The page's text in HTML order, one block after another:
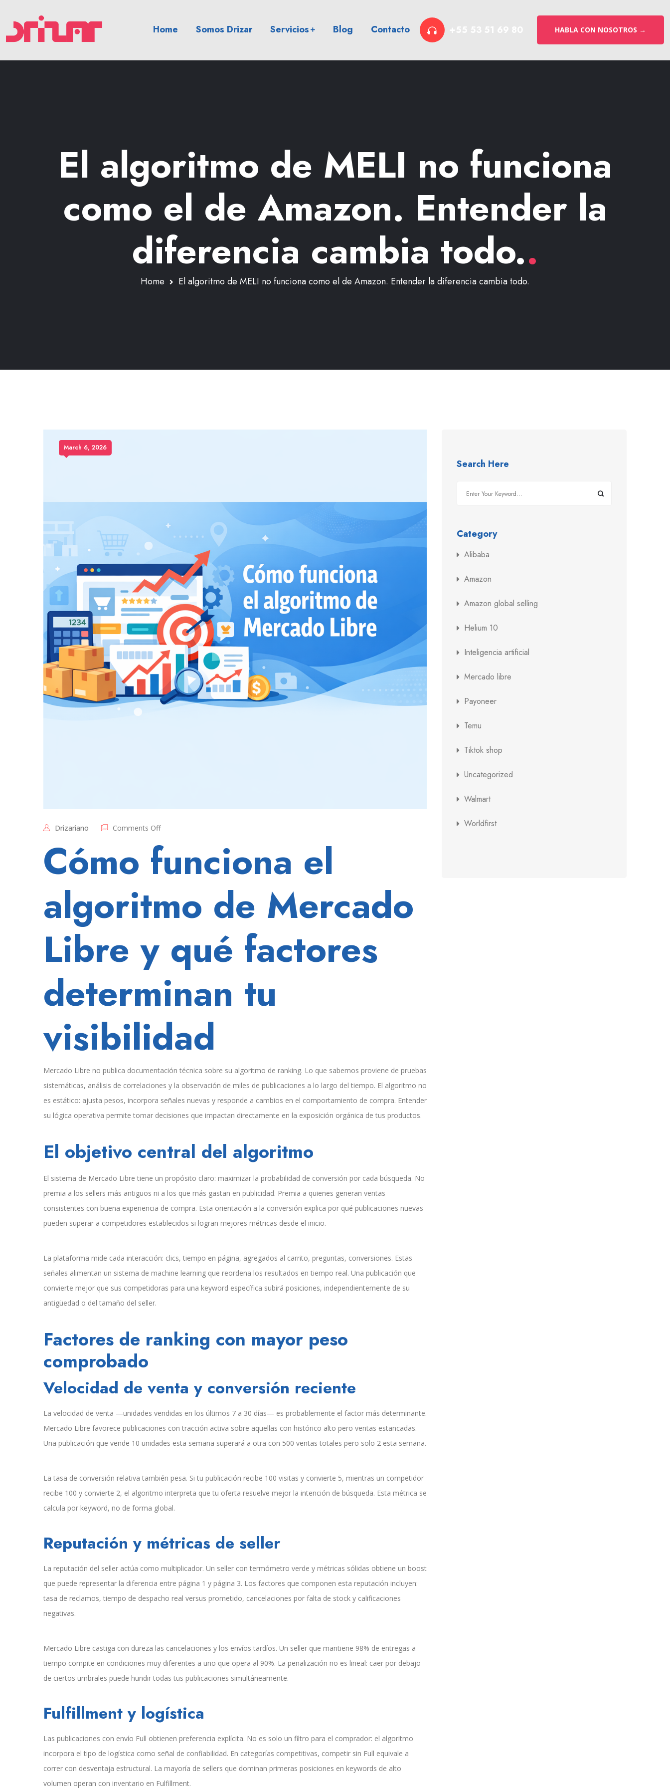
Home Somos Drizar Servicios Blog Contacto HABLA CON NOSOTROS →
El algoritmo de MELI no funciona
como el de Amazon. Entender la
diferencia cambia todo..
Home El algoritmo de MELI no funciona como el de Amazon. Entender la diferencia cambia todo.
March 6, 2026
Drizariano Comments Offon
algoritmo
de
MELI
como
el
de
diferencia
todo.
Cómo funciona el
algoritmo de Mercado
Libre y qué factores
determinan tu
visibilidad
Mercado Libre no publica documentación técnica sobre su algoritmo de ranking. Lo que sabemos proviene de pruebas
sistemáticas, análisis de correlaciones y la observación de miles de publicaciones a lo largo del tiempo. El algoritmo no
es estático: ajusta pesos, incorpora señales nuevas y responde a cambios en el comportamiento de compra. Entender
su lógica operativa permite tomar decisiones que impactan directamente en la exposición orgánica de tus productos.
El objetivo central del algoritmo
El sistema de Mercado Libre tiene un propósito claro: maximizar la probabilidad de conversión por cada búsqueda. No
premia a los sellers más antiguos ni a los que más gastan en publicidad. Premia a quienes generan ventas
consistentes con buena experiencia de compra. Esta orientación a la conversión explica por qué publicaciones nuevas
pueden superar a competidores establecidos si logran mejores métricas desde el inicio.
La plataforma mide cada interacción: clics, tiempo en página, agregados al carrito, preguntas, conversiones. Estas
señales alimentan un sistema de machine learning que reordena los resultados en tiempo real. Una publicación que
convierte mejor que sus competidoras para una keyword específica subirá posiciones, independientemente de su
antigüedad o del tamaño del seller.
Factores de ranking con mayor peso
comprobado
Velocidad de venta y conversión reciente
La velocidad de venta —unidades vendidas en los últimos 7 a 30 días— es probablemente el factor más determinante.
Mercado Libre favorece publicaciones con tracción activa sobre aquellas con histórico alto pero ventas estancadas.
Una publicación que vende 10 unidades esta semana superará a otra con 500 ventas totales pero solo 2 esta semana.
La tasa de conversión relativa también pesa. Si tu publicación recibe 100 visitas y convierte 5, mientras un competidor
recibe 100 y convierte 2, el algoritmo interpreta que tu oferta resuelve mejor la intención de búsqueda. Esta métrica se
calcula por keyword, no de forma global.
Reputación y métricas de seller
La reputación del seller actúa como multiplicador. Un seller con termómetro verde y métricas sólidas obtiene un boost
que puede representar la diferencia entre página 1 y página 3. Los factores que componen esta reputación incluyen:
tasa de reclamos, tiempo de despacho real versus prometido, cancelaciones por falta de stock y calificaciones
negativas.
Mercado Libre castiga con dureza las cancelaciones y los envíos tardíos. Un seller que mantiene 98% de entregas a
tiempo compite en condiciones muy diferentes a uno que opera al 90%. La penalización no es lineal: caer por debajo
de ciertos umbrales puede hundir todas tus publicaciones simultáneamente.
Fulfillment y logística
Las publicaciones con envío Full obtienen preferencia explícita. No es solo un filtro para el comprador: el algoritmo
incorpora el tipo de logística como señal de confiabilidad. En categorías competitivas, competir sin Full equivale a
correr con desventaja estructural. La mayoría de sellers que dominan primeras posiciones en keywords de alto
volumen operan con inventario en Fulfillment.
Search Here
Category
Alibaba
Amazon
Amazon global selling
Helium 10
Inteligencia artificial
Mercado libre
Payoneer
Temu
Tiktok shop
Uncategorized
Walmart
Worldfirst